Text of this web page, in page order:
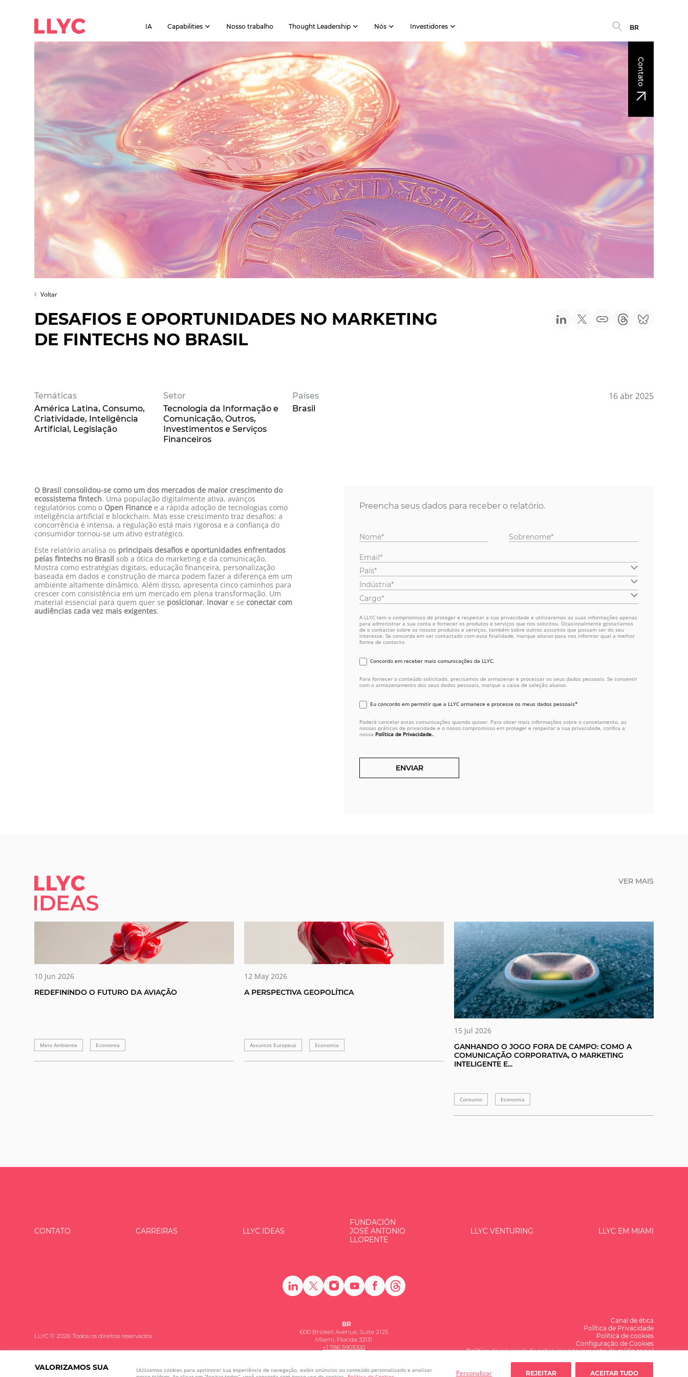
VALORIZAMOS SUA
Utilizamos cookies para aprimorar sua experiência de navegação, exibir anúncios ou conteúdo personalizado e analisar
Personalizar REJEITAR ACEITAR TUDO
IA Capabilities Nosso trabalho Thought Leadership Nós Investidores BR
Contato
Voltar
DESAFIOS E OPORTUNIDADES NO MARKETING
DE FINTECHS NO BRASIL
Temáticas
América Latina Consumo
Criatividade Inteligência
Artificial Legislação
Setor
Tecnologia da Informação e
Comunicação Outros
Investimentos e Serviços
Financeiros
Países
Brasil
16 abr 2025
O Brasil consolidou-se como um dos mercados de maior crescimento do
ecossistema fintech. Uma população digitalmente ativa, avanços
regulatórios como o Open Finance e a rápida adoção de tecnologias como
inteligência artificial e blockchain. Mas esse crescimento traz desafios: a
concorrência é intensa, a regulação está mais rigorosa e a confiança do
consumidor tornou-se um ativo estratégico.
Este relatório analisa os principais desafios e oportunidades enfrentados
pelas fintechs no Brasil sob a ótica do marketing e da comunicação.
Mostra como estratégias digitais, educação financeira, personalização
baseada em dados e construção de marca podem fazer a diferença em um
ambiente altamente dinâmico. Além disso, apresenta cinco caminhos para
crescer com consistência em um mercado em plena transformação. Um
material essencial para quem quer se posicionar, inovar e seconectar com
audiências cada vez mais exigentes.
Preencha seus dados para receber o relatório.
País*
Indústria*
Cargo*
A LLYC tem o compromisso de proteger e respeitar a sua privacidade e utilizaremos as suas informações apenas
para administrar a sua conta e fornecer os produtos e serviços que nos solicitou. Ocasionalmente gostaríamos
de o contactar sobre os nossos produtos e serviços, também sobre outros assuntos que possam ser do seu
interesse. Se concorda em ser contactado com essa finalidade, marque abaixo para nos informar qual a melhor
forma de contacto.
Concordo em receber mais comunicações da LLYC.
Para fornecer o conteúdo solicitado, precisamos de armazenar e processar os seus dados pessoais. Se consentir
com o armazenamento dos seus dados pessoais, marque a caixa de seleção abaixo.
Eu concordo em permitir que a LLYC armaneze e processe os meus dados pessoais*
Poderá cancelar estas comunicações quando quiser. Para obter mais informações sobre o cancelamento, as
nossas práticas de privacidade e o nosso compromisso em proteger e respeitar a sua privacidade, confira a
nossa Política de Privacidade..
LLYC IDEAS. VER MAIS
10 Jun 2026
REDEFININDO O FUTURO DA AVIAÇÃO
Meio Ambiente Economia
12 May 2026
A PERSPECTIVA GEOPOLÍTICA
Assuntos Europeus Economia
15 Jul 2026
GANHANDO O JOGO FORA DE CAMPO: COMO A
COMUNICAÇÃO CORPORATIVA, O MARKETING
INTELIGENTE E...
Consumo Economia
CONTATO CARREIRAS LLYC IDEAS
FUNDACIÓN
JOSÉ ANTONIO
LLORENTE
LLYC VENTURING LLYC EM MIAMI
LLYC © 2026 Todos os direitos reservados
BR
600 Brickell Avenue, Suite 2125
Miami, Florida 33131
+1 786 5901000
Canal de ética
Política de Privacidade
Política de cookies
Configuração de Cookies
Política de privacidade sobre monitoramento de mídia social
Alguma dúvida?